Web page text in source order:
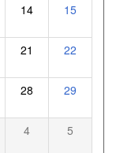
14 15
21 22
28 29
4 5